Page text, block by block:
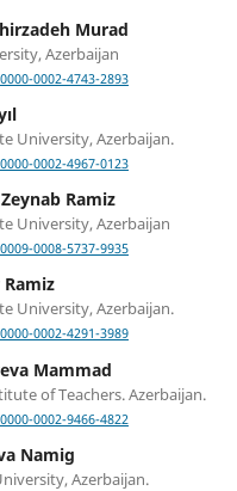
Murad
Azerbaijan
0002-4743-2893
University, Azerbaijan.
0002-4967-0123
Ramiz
University, Azerbaijan
0008-5737-9935
University, Azerbaijan.
0002-4291-3989
Mammad
of Teachers. Azerbaijan.
0002-9466-4822
Namig
Azerbaijan.